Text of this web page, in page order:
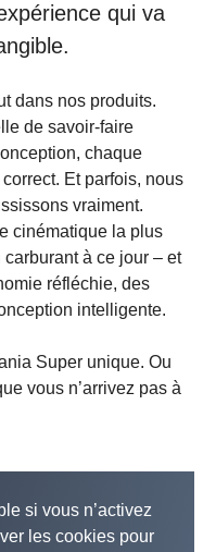
qui va
dans nos produits.
de savoir-faire
chaque
Et parfois, nous
vraiment.
cinématique la plus
à ce jour – et
réfléchie, des
intelligente.
Super unique. Ou
vous n’arrivez pas à
si vous n’activez
les cookies pour